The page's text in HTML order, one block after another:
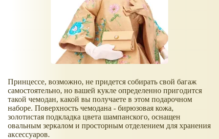
Принцессе, возможно, не придется собирать свой багаж
самостоятельно, но вашей кукле определенно пригодится
такой чемодан, какой вы получаете в этом подарочном
наборе. Поверхность чемодана - бирюзовая кожа,
золотистая подкладка цвета шампанского, оснащен
овальным зеркалом и просторным отделением для хранения
аксессуаров.